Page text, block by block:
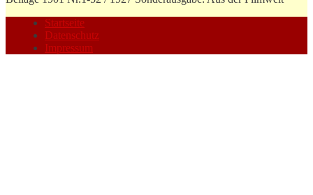
Startseite
Datenschutz
Impressum